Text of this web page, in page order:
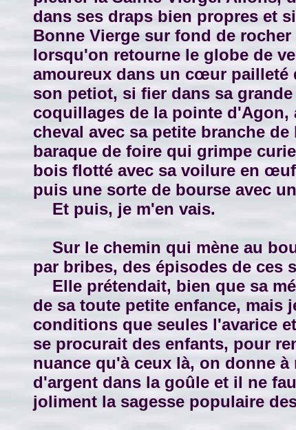
dans ses draps bien propres et
Bonne Vierge sur fond de
lorsqu'on retourne le globe de
amoureux dans un cœur pailleté
son petiot, si fier dans sa
coquillages de la pointe d'Agon,
cheval avec sa petite branche
baraque de foire qui grimpe
bois flotté avec sa voilure en
puis une sorte de bourse avec
Et puis, je m'en vais.
Sur le chemin qui mène au
par bribes, des épisodes de ces
Elle prétendait, bien que sa
de sa toute petite enfance, mais
conditions que seules l'avarice
se procurait des enfants, pour
nuance qu'à ceux là, on donne
d'argent dans la goûle et il ne
joliment la sagesse populaire